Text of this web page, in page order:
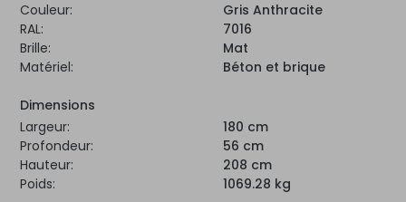
Couleur:
Gris Anthracite
RAL:
7016
Brille:
Mat
Matériel:
Béton et brique
Dimensions
Largeur:
180 cm
Profondeur:
56 cm
Hauteur:
208 cm
Poids:
1069.28 kg